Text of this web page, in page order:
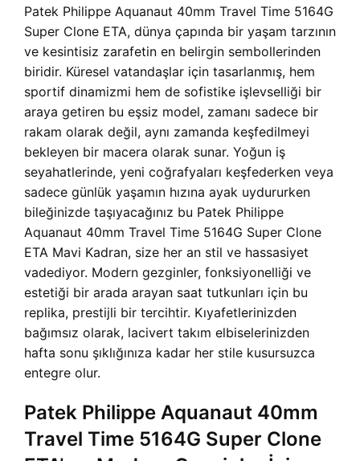
Patek Philippe Aquanaut 40mm Travel Time 5164G
Super Clone ETA, dünya çapında bir yaşam tarzının
ve kesintisiz zarafetin en belirgin sembollerinden
biridir. Küresel vatandaşlar için tasarlanmış, hem
sportif dinamizmi hem de sofistike işlevselliği bir
araya getiren bu eşsiz model, zamanı sadece bir
rakam olarak değil, aynı zamanda keşfedilmeyi
bekleyen bir macera olarak sunar. Yoğun iş
seyahatlerinde, yeni coğrafyaları keşfederken veya
sadece günlük yaşamın hızına ayak uydururken
bileğinizde taşıyacağınız bu Patek Philippe
Aquanaut 40mm Travel Time 5164G Super Clone
ETA Mavi Kadran, size her an stil ve hassasiyet
vadediyor. Modern gezginler, fonksiyonelliği ve
estetiği bir arada arayan saat tutkunları için bu
replika, prestijli bir tercihtir. Kıyafetlerinizden
bağımsız olarak, lacivert takım elbiselerinizden
hafta sonu şıklığınıza kadar her stile kusursuzca
entegre olur.
Patek Philippe Aquanaut 40mm
Travel Time 5164G Super Clone